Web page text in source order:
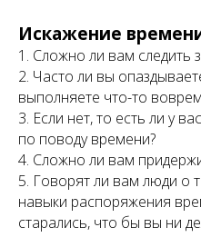
Искажение
1. Сложно ли вам следить
2. Часто ли вы
выполняете что-то
3. Если нет, то есть ли у
по поводу времени?
4. Сложно ли вам
5. Говорят ли вам люди о
навыки распоряжения
старались, что бы вы ни